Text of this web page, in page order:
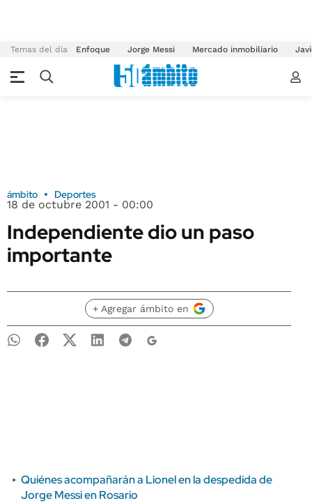
Temas del día Enfoque Jorge Messi Mercado inmobiliario
ámbito Deportes
18 de octubre 2001 - 00:00
Independiente dio un paso
importante
+ Agregar ámbito en
Quiénes acompañarán a Lionel en la despedida de
Jorge Messi en Rosario